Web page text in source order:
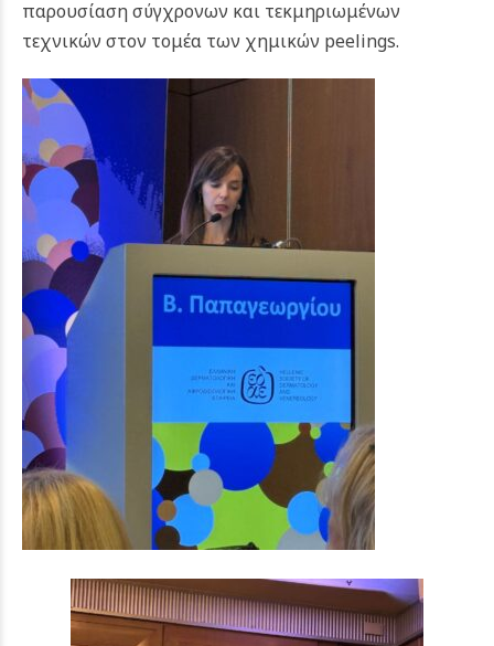
παρουσίαση σύγχρονων και τεκμηριωμένων
τεχνικών στον τομέα των χημικών peelings.